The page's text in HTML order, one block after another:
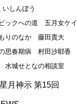
しんぼう
ックへの道 五月女ケ
りのなか 藤田貴大
思春期病 村田沙耶香
水城せとなの相談室
月神示 第15回